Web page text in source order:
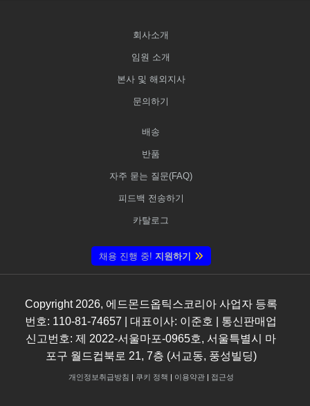
회사소개
임원 소개
본사 및 해외지사
문의하기
배송
반품
자주 묻는 질문(FAQ)
피드백 전송하기
카탈로그
채용 진행 중! 지원하기
Copyright 2026, 에드몬드옵틱스코리아 사업자 등록
번호: 110-81-74657 | 대표이사: 이준호 | 통신판매업
신고번호: 제 2022-서울마포-0965호, 서울특별시 마
포구 월드컵북로 21, 7층 (서교동, 풍성빌딩)
개인정보취급방침 | 쿠키 정책 | 이용약관| 접근성